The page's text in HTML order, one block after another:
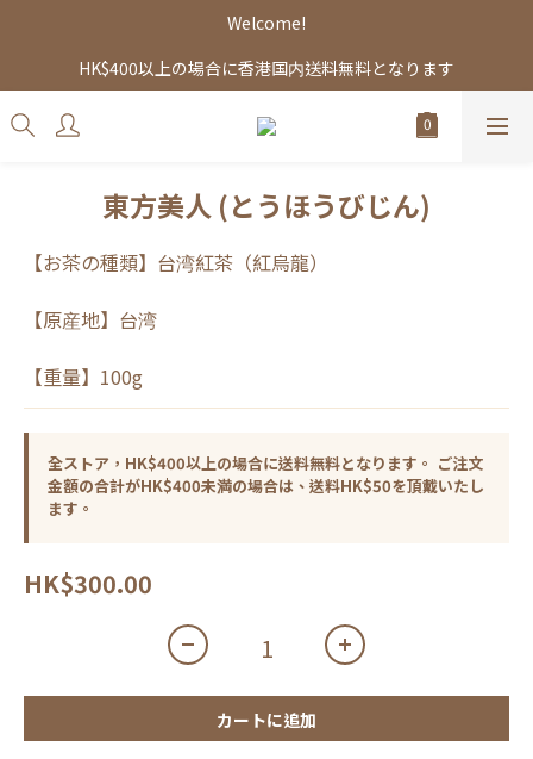
Welcome!
HK$400以上の場合に香港国内送料無料となります
東方美人 (とうほうびじん)
【お茶の種類】台湾紅茶（紅烏龍）
【原産地】台湾
【重量】100g
全ストア，HK$400以上の場合に送料無料となります。 ご注文
金額の合計がHK$400未満の場合は、送料HK$50を頂戴いたし
ます。
HK$300.00
カートに追加